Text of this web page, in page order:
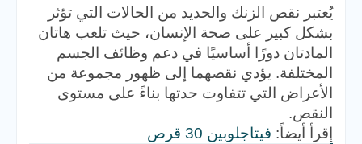
يُعتبر نقص الزنك والحديد من الحالات التي تؤثر
بشكل كبير على صحة الإنسان، حيث تلعب هاتان
المادتان دورًا أساسيًا في دعم وظائف الجسم
المختلفة. يؤدي نقصهما إلى ظهور مجموعة من
الأعراض التي تتفاوت حدتها بناءً على مستوى
النقص.
إقرأ أيضاً: فيتاجلوبين 30 قرص